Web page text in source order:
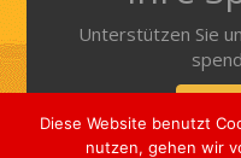
Unterstützen Sie
Diese Website benutzt
nutzen, gehen wir